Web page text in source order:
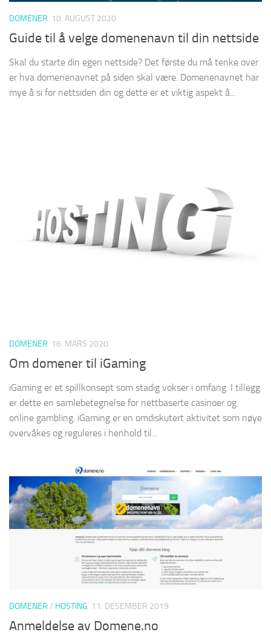
DOMENER 10. AUGUST 2020
Guide til å velge domenenavn til din nettside
Skal du starte din egen nettside? Det første du må tenke over
er hva domenenavnet på siden skal være. Domenenavnet har
mye å si for nettsiden din og dette er et viktig aspekt å...
DOMENER 16. MARS 2020
Om domener til iGaming
iGaming er et spillkonsept som stadig vokser i omfang. I tillegg
er dette en samlebetegnelse for nettbaserte casinoer og
online gambling. iGaming er en omdiskutert aktivitet som nøye
overvåkes og reguleres i henhold til...
DOMENER / HOSTING 11. DESEMBER 2019
Anmeldelse av Domene.no